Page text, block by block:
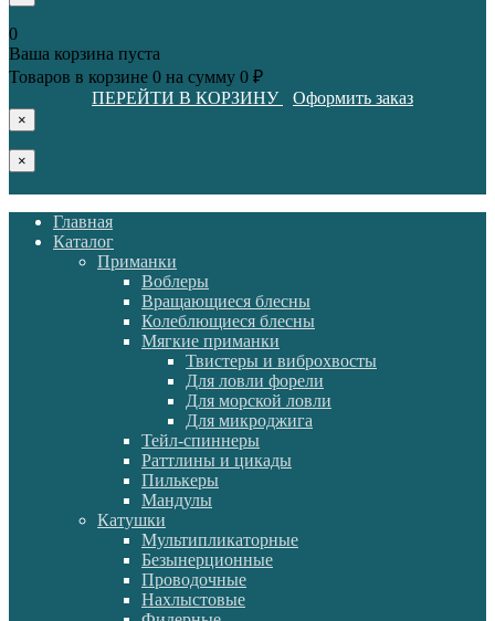
0
Ваша корзина пуста
Товаров в корзине 0 на сумму 0 ₽
ПЕРЕЙТИ В КОРЗИНУ
Оформить заказ
×
×
Главная
Каталог
Приманки
Воблеры
Вращающиеся блесны
Колеблющиеся блесны
Мягкие приманки
Твистеры и виброхвосты
Для ловли форели
Для морской ловли
Для микроджига
Тейл-спиннеры
Раттлины и цикады
Пилькеры
Мандулы
Катушки
Мультипликаторные
Безынерционные
Проводочные
Нахлыстовые